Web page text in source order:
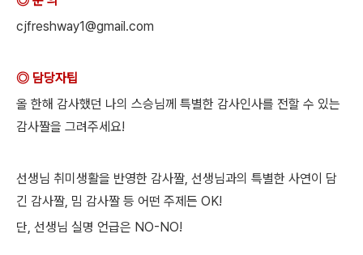
cjfreshway1@gmail.com
◎ 담당자팁
올 한해 감사했던 나의 스승님께 특별한 감사인사를 전할 수 있는
감사짤을 그려주세요!
선생님 취미생활을 반영한 감사짤, 선생님과의 특별한 사연이 담
긴 감사짤, 밈 감사짤 등 어떤 주제든 OK!
️단, 선생님 실명 언급은 NO-NO!